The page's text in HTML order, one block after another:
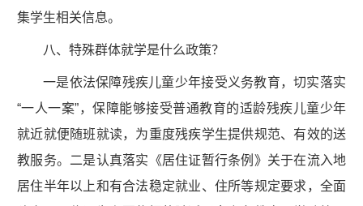
集学生相关信息。
八、特殊群体就学是什么政策？
一是依法保障残疾儿童少年接受义务教育，切实落实
“一人一案”，保障能够接受普通教育的适龄残疾儿童少年
就近就便随班就读，为重度残疾学生提供规范、有效的送
教服务。二是认真落实《居住证暂行条例》关于在流入地
居住半年以上和有合法稳定就业、住所等规定要求，全面